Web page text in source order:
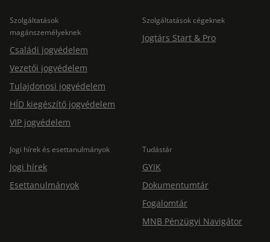
Szolgáltatások
magánszemélyeknek
Családi jogvédelem
Vezetői jogvédelem
Tulajdonosi jogvédelem
HÍD kiegészítő jogvédelem
VIP jogvédelem
Szolgáltatások cégeknek
Jogtárs Start & Pro
Jogi hírek és esettanulmányok
Jogi hírek
Esettanulmányok
Tudástár
GYIK
Dokumentumtár
Fogalomtár
MNB Pénzügyi Navigátor